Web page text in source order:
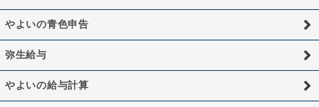
やよいの青色申告
弥生給与
やよいの給与計算